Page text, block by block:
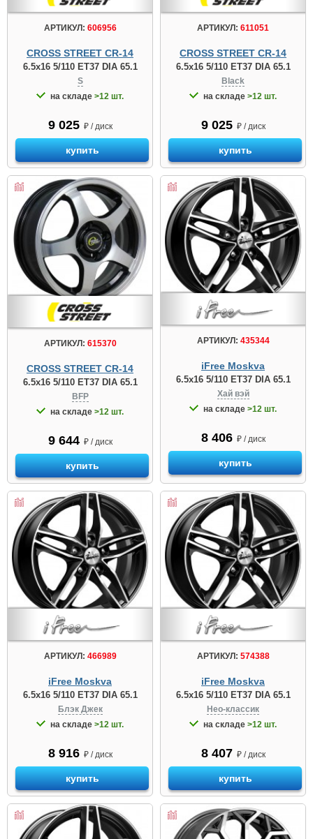
АРТИКУЛ: 606956
CROSS STREET CR-14
6.5x16 5/110 ET37 DIA 65.1
S
на складе >12 шт.
9 025 ₽ / диск
купить
АРТИКУЛ: 611051
CROSS STREET CR-14
6.5x16 5/110 ET37 DIA 65.1
Black
на складе >12 шт.
9 025 ₽ / диск
купить
АРТИКУЛ: 615370
CROSS STREET CR-14
6.5x16 5/110 ET37 DIA 65.1
BFP
на складе >12 шт.
9 644 ₽ / диск
купить
АРТИКУЛ: 435344
iFree Moskva
6.5x16 5/110 ET37 DIA 65.1
Хай вэй
на складе >12 шт.
8 406 ₽ / диск
купить
АРТИКУЛ: 466989
iFree Moskva
6.5x16 5/110 ET37 DIA 65.1
Блэк Джек
на складе >12 шт.
8 916 ₽ / диск
купить
АРТИКУЛ: 574388
iFree Moskva
6.5x16 5/110 ET37 DIA 65.1
Нео-классик
на складе >12 шт.
8 407 ₽ / диск
купить